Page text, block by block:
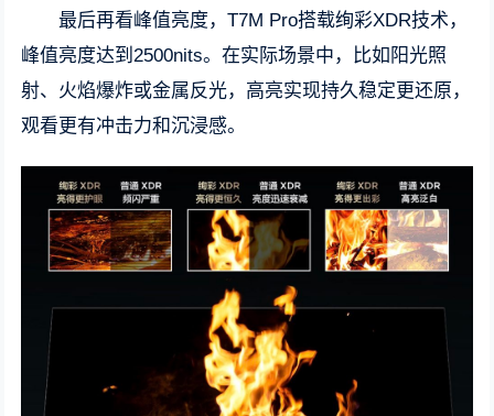
最后再看峰值亮度，T7M Pro搭载绚彩XDR技术，
峰值亮度达到2500nits。在实际场景中，比如阳光照
射、火焰爆炸或金属反光，高亮实现持久稳定更还原，
观看更有冲击力和沉浸感。